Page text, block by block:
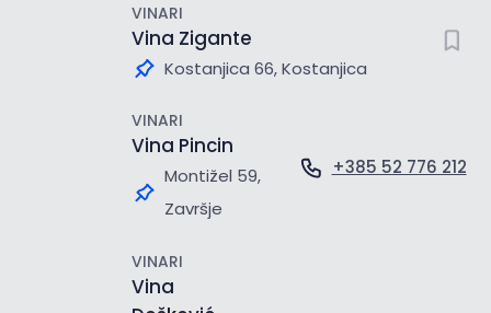
VINARI
Vina Zigante
Kostanjica 66, Kostanjica
VINARI
Vina Pincin
Montižel 59,
Završje
+385 52 776 212
VINARI
Vina